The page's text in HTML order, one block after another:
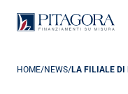
VAI AL CONTENUTO
VAI AL FOOTER
HOME/NEWS/LA FILIALE DI